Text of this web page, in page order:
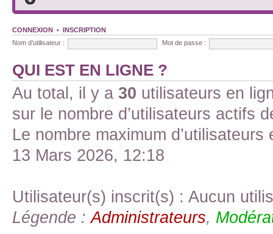
CONNEXION • INSCRIPTION
Nom d’utilisateur :
Mot de passe :
QUI EST EN LIGNE ?
Au total, il y a 30 utilisateurs en
sur le nombre d’utilisateurs actifs
Le nombre maximum
13 Mars 2026, 12:18
Utilisateur(s) inscrit(s) : Aucun
Légende :Administrateurs,